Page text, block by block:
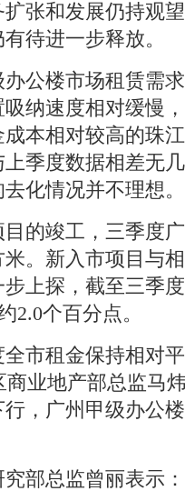
张和发展仍持观
待进一步释放。
楼市场租赁需求
纳速度相对缓慢
本相对较高的珠
季度数据相差无
化情况并不理想。
竣工，三季度广
。新入市项目与
上探，截至三季
2.0个百分点。
租金保持相对平
商业地产部总监马
，广州甲级办公
总监曾丽表示：